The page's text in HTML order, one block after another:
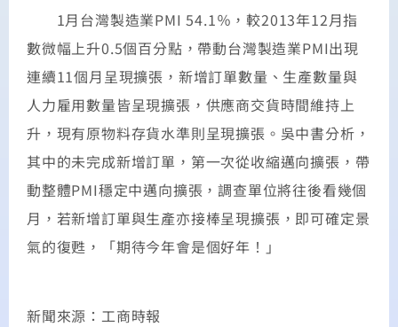
1月台灣製造業PMI 54.1％，較2013年12月指
數微幅上升0.5個百分點，帶動台灣製造業PMI出現
連續11個月呈現擴張，新增訂單數量、生產數量與
人力雇用數量皆呈現擴張，供應商交貨時間維持上
升，現有原物料存貨水準則呈現擴張。吳中書分析，
其中的未完成新增訂單，第一次從收縮邁向擴張，帶
動整體PMI穩定中邁向擴張，調查單位將往後看幾個
月，若新增訂單與生產亦接棒呈現擴張，即可確定景
氣的復甦，「期待今年會是個好年！」
新聞來源：工商時報